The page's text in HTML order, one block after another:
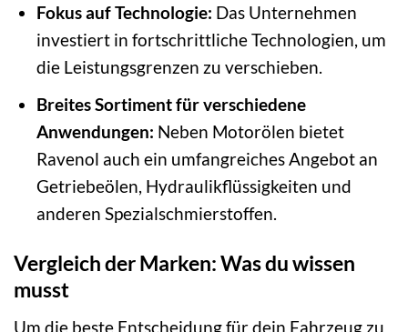
Fokus auf Technologie: Das Unternehmen
investiert in fortschrittliche Technologien, um
die Leistungsgrenzen zu verschieben.
Breites Sortiment für verschiedene
Anwendungen: Neben Motorölen bietet
Ravenol auch ein umfangreiches Angebot an
Getriebeölen, Hydraulikflüssigkeiten und
anderen Spezialschmierstoffen.
Vergleich der Marken: Was du wissen
musst
Um die beste Entscheidung für dein Fahrzeug zu